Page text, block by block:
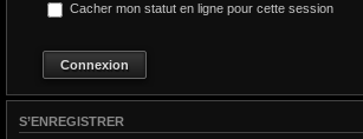
Cacher mon statut en ligne pour cette session
S’ENREGISTRER